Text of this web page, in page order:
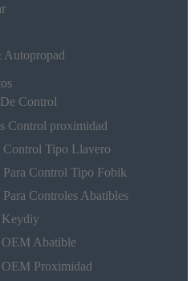
Control
Control proximidad
Control Tipo Llavero
Para Control Tipo Fobik
Para Controles Abatibles
Keydiy
Abatible
Proximidad